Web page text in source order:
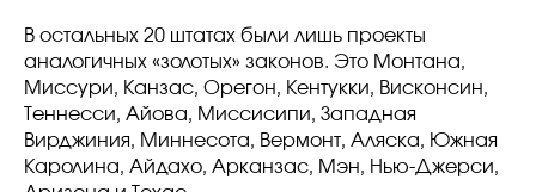
В остальных 20 штатах были лишь проекты
аналогичных «золотых» законов. Это Монтана,
Миссури, Канзас, Орегон, Кентукки, Висконсин,
Теннесси, Айова, Миссисипи, Западная
Вирджиния, Миннесота, Вермонт, Аляска, Южная
Каролина, Айдахо, Арканзас, Мэн, Нью-Джерси,